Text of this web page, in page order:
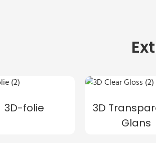
3D-folie
3D
Glans